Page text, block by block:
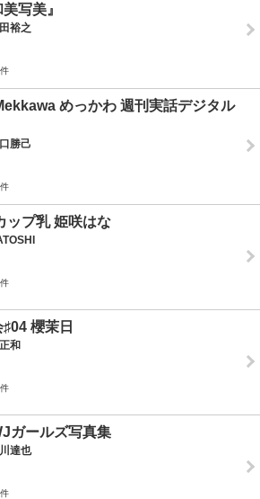
写美』
裕之
めっかわ 週刊実話デジタル
勝己
ップ乳 姫咲はな
櫻茉日
和
ガールズ写真集
達也